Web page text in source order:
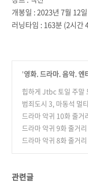
개봉일 : 2023년 7월 12일
러닝타임 : 163분 (2시간
'영화. 드라마. 음악. 엔
힙하게 Jtbc 토일 주말
작 정보
(0)
범죄도시 3, 마동석 멀
드라마 악귀 10화 줄거
드라마 악귀 9화 줄거
드라마 악귀 8화 줄거
관련글